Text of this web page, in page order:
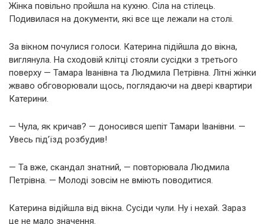
Жінка повільно пройшла на кухню. Сіла на стілець.
Подивилася на документи, які все ще лежали на столі.
За вікном почулися голоси. Катерина підійшла до вікна,
виглянула. На сходовій клітці стояли сусідки з третього
поверху — Тамара Іванівна та Людмила Петрівна. Літні жінки
жваво обговорювали щось, поглядаючи на двері квартири
Катерини.
— Чула, як кричав? — доносився шепіт Тамари Іванівни. —
Увесь під’їзд розбудив!
— Та вже, скандал знатний, — повторювала Людмила
Петрівна. — Молоді зовсім не вміють поводитися.
Катерина відійшла від вікна. Сусіди чули. Ну і нехай. Зараз
це не мало значення.